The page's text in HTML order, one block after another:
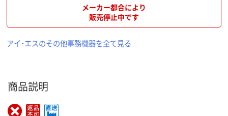
メーカー都合により
販売停止中です
アイ・エスのその他事務機器を全て見る
商品説明